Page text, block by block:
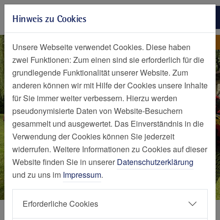
Zur Hauptnavigation springen
Zum Seiteninhalt springen
Zum Seitenende springen
Nachrichten Detailseite
Nachricht
Hinweis zu Cookies
Unsere Webseite verwendet Cookies. Diese haben
zwei Funktionen: Zum einen sind sie erforderlich für die
grundlegende Funktionalität unserer Website. Zum
anderen können wir mit Hilfe der Cookies unsere Inhalte
für Sie immer weiter verbessern. Hierzu werden
pseudonymisierte Daten von Website-Besuchern
gesammelt und ausgewertet. Das Einverständnis in die
Verwendung der Cookies können Sie jederzeit
widerrufen. Weitere Informationen zu Cookies auf dieser
Website finden Sie in unserer Datenschutzerklärung
und zu uns im Impressum.
Erforderliche Cookies